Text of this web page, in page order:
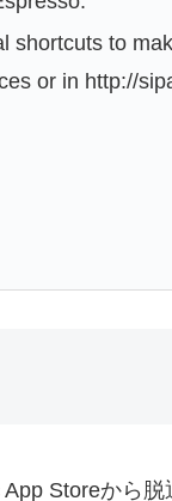
shortcuts to
or in http://
Storeから脱